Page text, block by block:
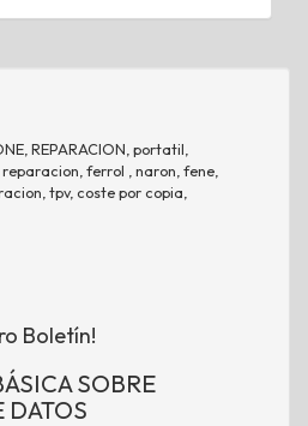
REPARACION, portatil,
ferrol , naron, fene,
tpv, coste por copia,
Boletín!
SOBRE
DATOS